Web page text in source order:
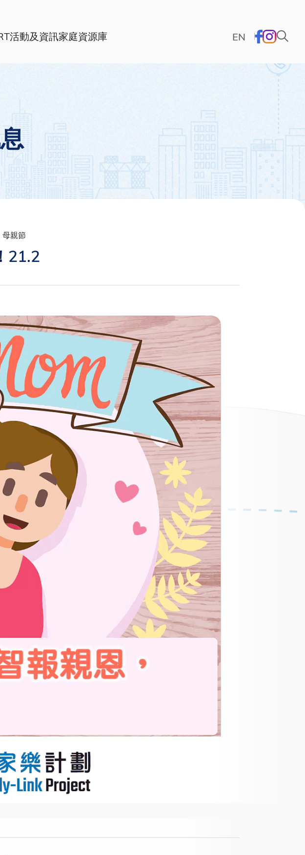
活動及資訊家庭資源庫 EN
母親節
21.2